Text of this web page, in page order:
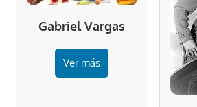
Gabriel Vargas
Ver más